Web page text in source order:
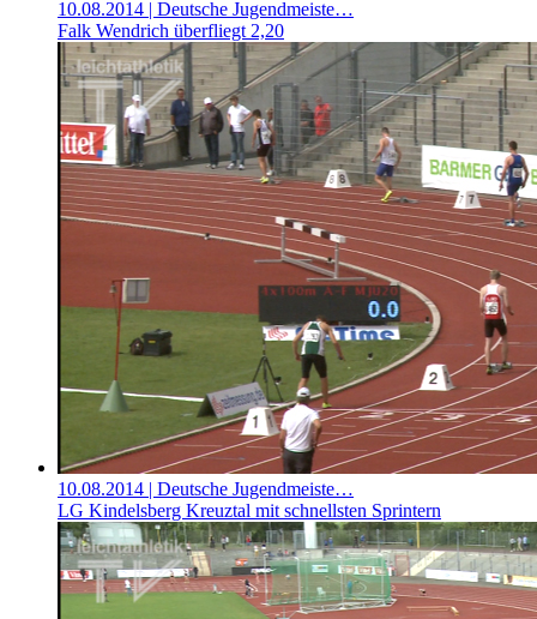
10.08.2014 | Deutsche Jugendmeiste…
Falk Wendrich überfliegt 2,20
10.08.2014 | Deutsche Jugendmeiste…
LG Kindelsberg Kreuztal mit schnellsten Sprintern